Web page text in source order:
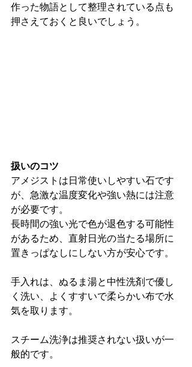
作った物語として整理されている点も
押さえておくと良いでしょう。
扱いのコツ
アメジストは日常使いしやすい石です
が、急激な温度変化や強い熱には注意
が必要です。
長時間の強い光で色が退色する可能性
があるため、直射日光の当たる場所に
置きっぱなしにしない方が安心です。
手入れは、ぬるま湯と中性洗剤で優し
く洗い、よくすすいで柔らかい布で水
気を取ります。
スチーム洗浄は推奨されない扱いが一
般的です。